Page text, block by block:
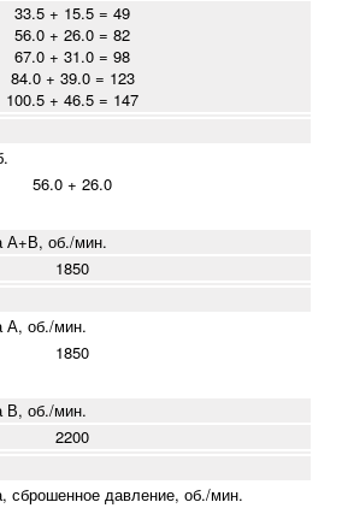
33.5 + 15.5 = 49
56.0 + 26.0 = 82
67.0 + 31.0 = 98
84.0 + 39.0 = 123
100.5 + 46.5 = 147
56.0 + 26.0
А+В, об./мин.
1850
А, об./мин.
1850
В, об./мин.
2200
сброшенное давление, об./мин.